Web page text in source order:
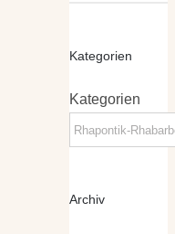
Kategorien
Kategorien
Archiv